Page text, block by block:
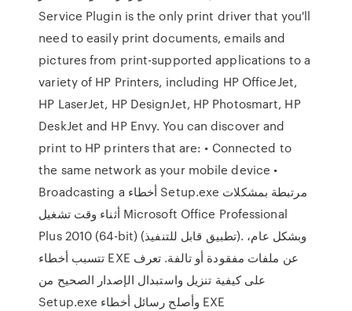
Service Plugin is the only print driver that you'll
need to easily print documents, emails and
pictures from print-supported applications to a
variety of HP Printers, including HP OfficeJet,
HP LaserJet, HP DesignJet, HP Photosmart, HP
DeskJet and HP Envy. You can discover and
print to HP printers that are: • Connected to
the same network as your mobile device •
Broadcasting a أخطاء Setup.exe مرتبطة بمشكلات
أثناء وقت تشغيل Microsoft Office Professional
Plus 2010 (64-bit) (تطبيق قابل للتنفيذ). وبشكل عام،
تتسبب أخطاء EXE عن ملفات مفقودة أو تالفة. تعرف
على كيفية تنزيل واستبدال الإصدار الصحيح من
Setup.exe وأصلح رسائل أخطاء EXE